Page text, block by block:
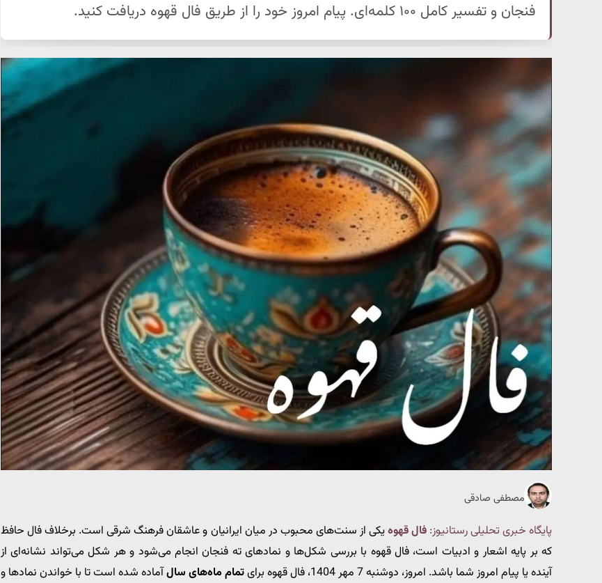
فنجان و تفسیر کامل ۱۰۰ کلمه‌ای. پیام امروز خود را از طریق فال قهوه دریافت کنید.
مصطفی صادقی
پایگاه خبری تحلیلی رستانیوز: فال قهوهیکی از سنت‌های محبوب در میان ایرانیان و عاشقان فرهنگ شرقی است. برخلاف فال حافظ
که بر پایه اشعار و ادبیات است، فال قهوه با بررسی شکل‌ها و نمادهای ته فنجان انجام می‌شود و هر شکل می‌تواند نشانه‌ای از
آینده یا پیام امروز شما باشد. امروز، دوشنبه 7 مهر 1404، فال قهوه برای
تمام ماه‌های سالآماده شده است تا با خواندن نمادها و